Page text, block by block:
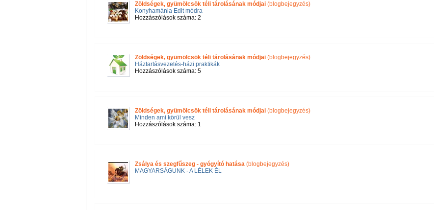
Zöldségek, gyümölcsök téli tárolásának módjai (blogbejegyzés)
Konyhamánia Edit módra
Hozzászólások száma: 2
Zöldségek, gyümölcsök téli tárolásának módjai (blogbejegyzés)
Háztartásvezetés-házi praktikák
Hozzászólások száma: 5
Zöldségek, gyümölcsök téli tárolásának módjai (blogbejegyzés)
Minden ami körül vesz
Hozzászólások száma: 1
Zsálya és szegfűszeg - gyógyító hatása (blogbejegyzés)
MAGYARSÁGUNK - A LÉLEK ÉL